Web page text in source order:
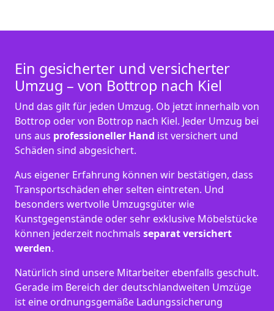
Ein gesicherter und versicherter
Umzug – von Bottrop nach Kiel
Und das gilt für jeden Umzug. Ob jetzt innerhalb von
Bottrop oder von Bottrop nach Kiel. Jeder Umzug bei
uns aus professioneller Hand ist versichert und
Schäden sind abgesichert.
Aus eigener Erfahrung können wir bestätigen, dass
Transportschäden eher selten eintreten. Und
besonders wertvolle Umzugsgüter wie
Kunstgegenstände oder sehr exklusive Möbelstücke
können jederzeit nochmals separat versichert
werden.
Natürlich sind unsere Mitarbeiter ebenfalls geschult.
Gerade im Bereich der deutschlandweiten Umzüge
ist eine ordnungsgemäße Ladungssicherung